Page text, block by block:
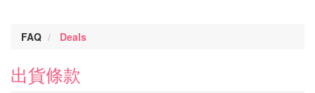
FAQ Deals
出貨條款